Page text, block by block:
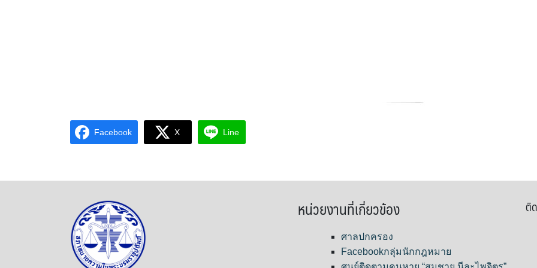
Facebook X Line
หน่วยงานที่เกี่ยวข้อง
ศาลปกครอง
Facebookกลุ่มนักกฎหมาย
ติ